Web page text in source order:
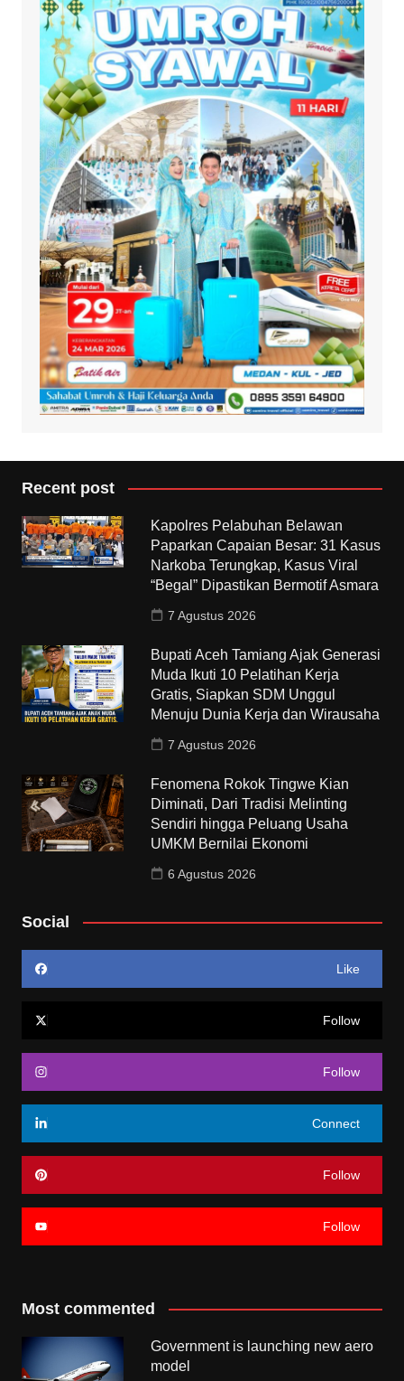
Recent post
Kapolres Pelabuhan Belawan
Paparkan Capaian Besar: 31 Kasus
Narkoba Terungkap, Kasus Viral
“Begal” Dipastikan Bermotif Asmara
7 Agustus 2026
Bupati Aceh Tamiang Ajak Generasi
Muda Ikuti 10 Pelatihan Kerja
Gratis, Siapkan SDM Unggul
Menuju Dunia Kerja dan Wirausaha
7 Agustus 2026
Fenomena Rokok Tingwe Kian
Diminati, Dari Tradisi Melinting
Sendiri hingga Peluang Usaha
UMKM Bernilai Ekonomi
6 Agustus 2026
Social
Like
Follow
Follow
Connect
Follow
Follow
Most commented
Government is launching new aero
model